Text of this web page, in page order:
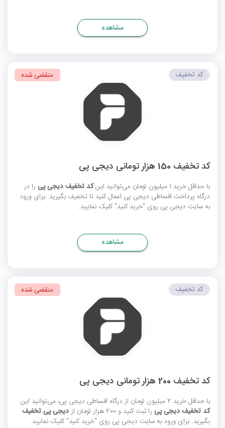
مشاهده
کد تخفیف 150 هزار تومانی دیجی پی
با حداقل خرید 1 میلیون تومان می‌توانید این کد تخفیف دیجی پی را در
درگاه پرداخت اقساطی دیجی پی اعمال کنید تا تخفیف بگیرید. برای ورود
به سایت دیجی پی روی "خرید کنید" کلیک نمایید.
کد تخفیف منقضی شده
مشاهده
کد تخفیف 200 هزار تومانی دیجی پی
با حداقل خرید 2 میلیون تومان از درگاه اقساطی دیجی پی، می‌توانید این
کد تخفیف دیجی پی را ثبت کنید و 200 هزار تومان از
دیجی پی تخفیف
بگیرید. برای ورود به سایت دیجی پی روی "خرید کنید" کلیک نمایید.
کد تخفیف منقضی شده